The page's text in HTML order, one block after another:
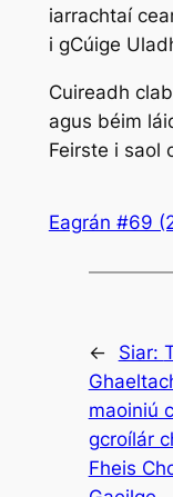
iarrachtaí
i gCúige
Cuireadh
agus béim
Feirste i saol
Eagrán #69
← Siar:
maoiniú
gcroílár
Fheis